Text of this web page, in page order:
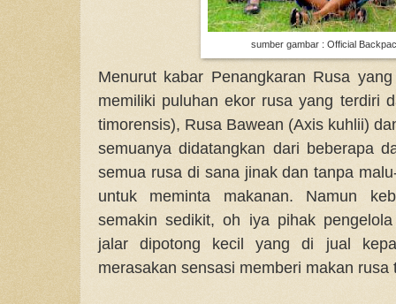
sumber gambar : Official
Menurut kabar Penangkaran Rusa
memiliki puluhan ekor rusa yang terdiri
timorensis), Rusa Bawean (Axis kuhlii)
semuanya didatangkan dari beberapa
semua rusa di sana jinak dan tanpa
untuk meminta makanan. Namun
semakin sedikit, oh iya pihak
jalar dipotong kecil yang di jual
merasakan sensasi memberi makan